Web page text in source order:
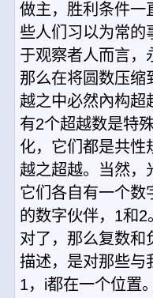
做主，胜利条件一
些人们习以为常的
于观察者人而言，
那么在将圆数压缩
越之中必然內构超
有2个超越数是特
化，它们都是共性
越之超越。当然，
它们各自有一个数
的数字伙伴，1和2
对了，那么复数和
描述，是对那些与
1，i都在一个位置